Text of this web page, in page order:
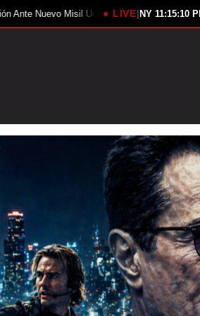
Ucraniano Senado Evalúa Prohibición
● LIVE|NY11:15:11